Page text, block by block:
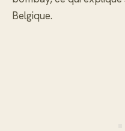
Belgique.